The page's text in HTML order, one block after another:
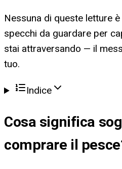
Nessuna di queste letture
specchi da guardare per
stai attraversando — il
tuo.
Indice
Cosa significa
comprare il pesce